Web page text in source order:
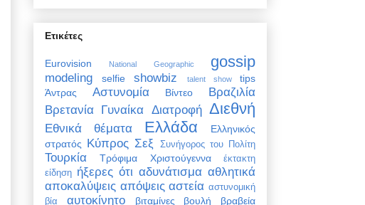
Ετικέτες
Eurovision National Geographic gossip
modeling selfie showbiz talent show
tips
Άντρας
Αστυνομία Βίντεο
Βραζιλία
Βρετανία Γυναίκα Διατροφή Διεθνή
Εθνικά θέματα Ελλάδα
Ελληνικός
στρατός Κύπρος Σεξ Συνήγορος του Πολίτη
Τουρκία Τρόφιμα Χριστούγεννα
έκτακτη
είδηση ήξερες ότι αδυνάτισμα αθλητικά
αποκαλύψεις απόψεις αστεία αστυνομική
βία
αυτοκίνητο βιταμίνες βουλή βραβεία